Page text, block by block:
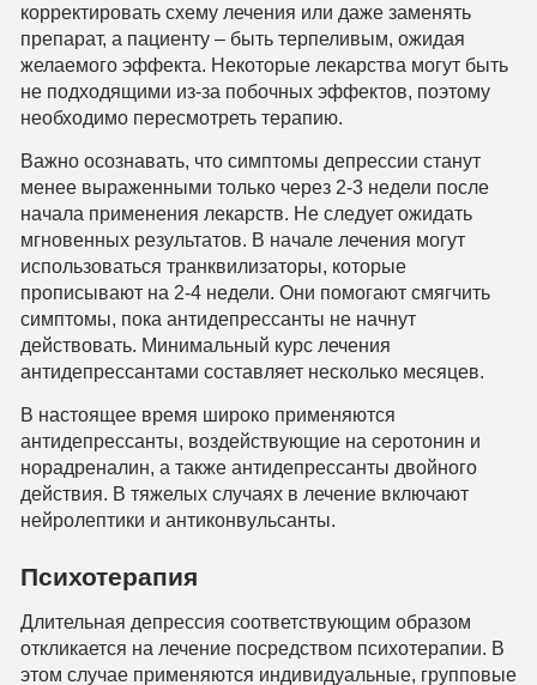
корректировать схему лечения или даже заменять
препарат, а пациенту – быть терпеливым, ожидая
желаемого эффекта. Некоторые лекарства могут быть
не подходящими из-за побочных эффектов, поэтому
необходимо пересмотреть терапию.
Важно осознавать, что симптомы депрессии станут
менее выраженными только через 2-3 недели после
начала применения лекарств. Не следует ожидать
мгновенных результатов. В начале лечения могут
использоваться транквилизаторы, которые
прописывают на 2-4 недели. Они помогают смягчить
симптомы, пока антидепрессанты не начнут
действовать. Минимальный курс лечения
антидепрессантами составляет несколько месяцев.
В настоящее время широко применяются
антидепрессанты, воздействующие на серотонин и
норадреналин, а также антидепрессанты двойного
действия. В тяжелых случаях в лечение включают
нейролептики и антиконвульсанты.
Психотерапия
Длительная депрессия соответствующим образом
откликается на лечение посредством психотерапии. В
этом случае применяются индивидуальные, групповые